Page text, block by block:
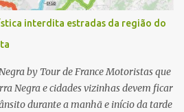
interdita estradas da região do
by Tour de France Motoristas que
Negra e cidades vizinhas devem ficar
durante a manhã e início da tarde